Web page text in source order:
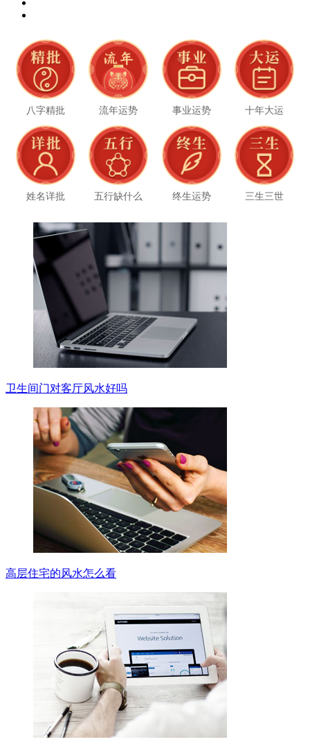
八字精批 流年运势 事业运势 十年大运
姓名详批 五行缺什么 终生运势 三生三世
卫生间门对客厅风水好吗
高层住宅的风水怎么看